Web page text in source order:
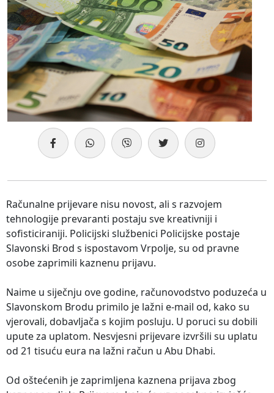
Računalne prijevare nisu novost, ali s razvojem
tehnologije prevaranti postaju sve kreativniji i
sofisticiraniji. Policijski službenici Policijske postaje
Slavonski Brod s ispostavom Vrpolje, su od pravne
osobe zaprimili kaznenu prijavu.
Naime u siječnju ove godine, računovodstvo poduzeća u
Slavonskom Brodu primilo je lažni e-mail od, kako su
vjerovali, dobavljača s kojim posluju. U poruci su dobili
upute za uplatom. Nesvjesni prijevare izvršili su uplatu
od 21 tisuću eura na lažni račun u Abu Dhabi.
Od oštećenih je zaprimljena kaznena prijava zbog